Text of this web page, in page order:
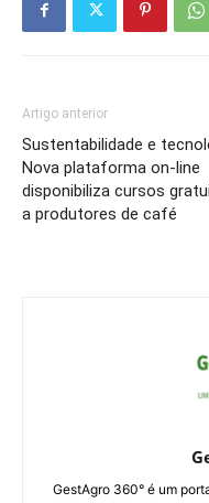
Artigo anterior
Sustentabilidade e
Nova plataforma on-line
disponibiliza cursos
a produtores de café
GestAgro 360° é um